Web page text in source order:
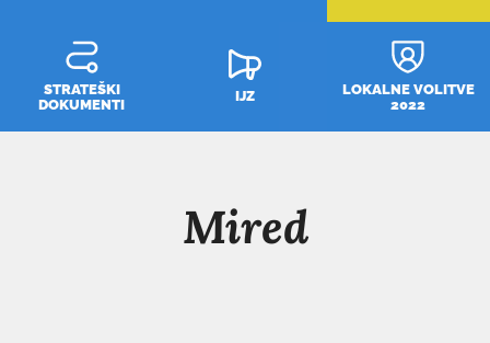
STRATEŠKI
DOKUMENTI
IJZ
LOKALNE VOLITVE
2022
Mired